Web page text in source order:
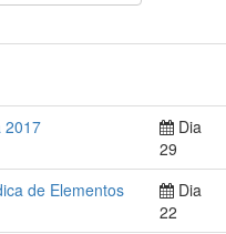
2017
Dia
29
de Elementos
Dia
22